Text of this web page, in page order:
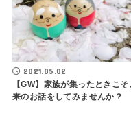
2021.05.02
【GW】家族が集ったときこそ
来のお話をしてみませんか？